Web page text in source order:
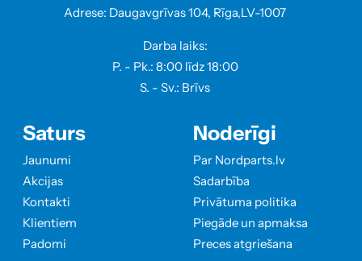
Adrese: Daugavgrīvas 104, Rīga,LV-1007
Darba laiks:
P. - Pk.: 8:00 līdz 18:00
S. - Sv.: Brīvs
Saturs
Jaunumi
Akcijas
Kontakti
Klientiem
Padomi
Noderīgi
Par Nordparts.lv
Sadarbība
Privātuma politika
Piegāde un apmaksa
Preces atgriešana